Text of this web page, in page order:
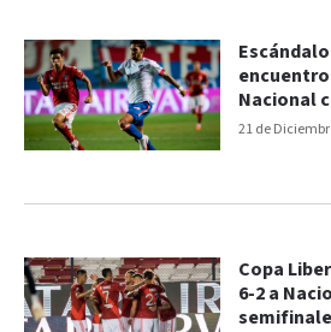
21 de
Nacional
previo al
Copa
6-2 a